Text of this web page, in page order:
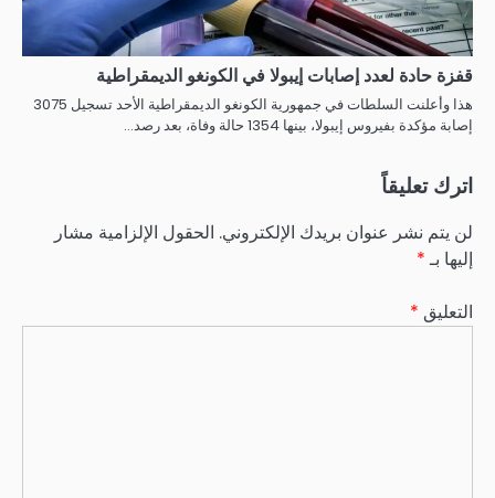
قفزة حادة لعدد إصابات إيبولا في الكونغو الديمقراطية
هذا وأعلنت السلطات في جمهورية الكونغو الديمقراطية الأحد تسجيل 3075
إصابة مؤكدة بفيروس إيبولا، بينها 1354 حالة وفاة، بعد رصد…
اترك تعليقاً
لن يتم نشر عنوان بريدك الإلكتروني. الحقول الإلزامية مشار
إليها بـ*
التعليق *